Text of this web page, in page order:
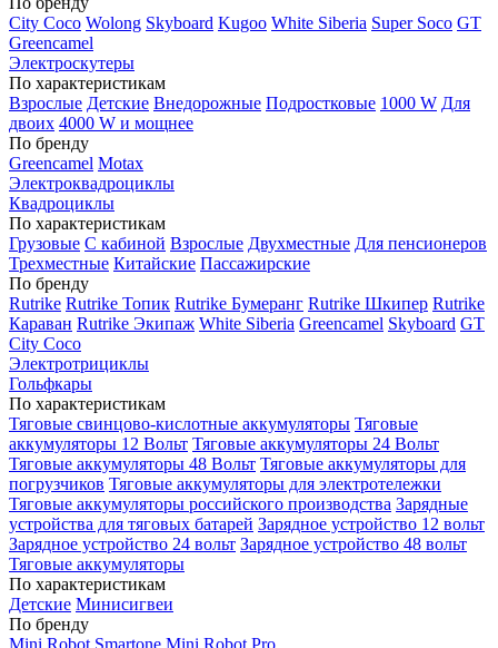
City Coco Wolong Skyboard Kugoo White Siberia Super Soco GT
Greencamel
Электроскутеры
По характеристикам
Взрослые Детские Внедорожные Подростковые 1000 W Для
двоих 4000 W и мощнее
По бренду
Greencamel Motax
Электроквадроциклы
Квадроциклы
По характеристикам
Грузовые С кабиной Взрослые Двухместные Для пенсионеров
Трехместные Китайские Пассажирские
По бренду
Rutrike Rutrike Топик Rutrike Бумеранг Rutrike Шкипер Rutrike
Караван Rutrike Экипаж White Siberia Greencamel Skyboard GT
City Coco
Электротрициклы
Гольфкары
По характеристикам
Тяговые свинцово-кислотные аккумуляторы Тяговые
аккумуляторы 12 Вольт Тяговые аккумуляторы 24 Вольт
Тяговые аккумуляторы 48 Вольт Тяговые аккумуляторы для
погрузчиков Тяговые аккумуляторы для электротележки
Тяговые аккумуляторы российского производства Зарядные
устройства для тяговых батарей Зарядное устройство 12 вольт
Зарядное устройство 24 вольт Зарядное устройство 48 вольт
Тяговые аккумуляторы
По характеристикам
Детские Минисигвеи
По бренду
Mini Robot Smartone Mini Robot Pro